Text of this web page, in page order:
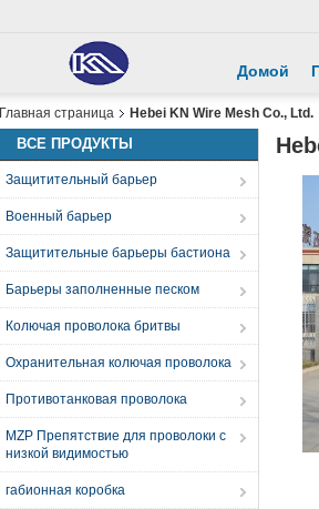
Домой
Главная страница Hebei KN Wire Mesh Co., Ltd.
ВСЕ ПРОДУКТЫ
Защитительный барьер
Военный барьер
Защитительные барьеры бастиона
Барьеры заполненные песком
Колючая проволока бритвы
Охранительная колючая проволока
Противотанковая проволока
MZP Препятствие для проволоки с
низкой видимостью
габионная коробка